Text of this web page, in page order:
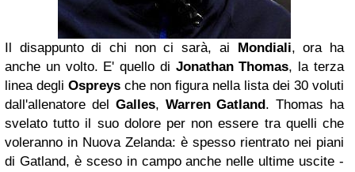
Il disappunto di chi non ci sarà, ai Mondiali, ora ha
anche un volto. E' quello di Jonathan Thomas, la terza
linea degli Ospreys che non figura nella lista dei 30 voluti
dall'allenatore del Galles, Warren Gatland. Thomas ha
svelato tutto il suo dolore per non essere tra quelli che
voleranno in Nuova Zelanda: è spesso rientrato nei piani
di Gatland, è sceso in campo anche nelle ultime uscite -